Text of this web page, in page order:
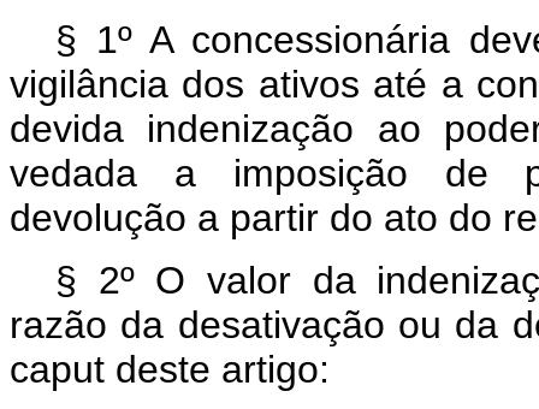
§ 1º A concessionária
vigilância dos ativos até a
devida indenização ao
vedada a imposição de
devolução a partir do ato do
§ 2º O valor da
razão da desativação ou da
caput deste artigo: